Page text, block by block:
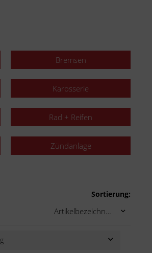
Bremsen
Karosserie
Rad + Reifen
Zündanlage
Sortierung: